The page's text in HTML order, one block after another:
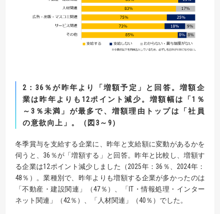
2 ：36 ％が昨年より「増額予定」と回答。増額企
業は昨年よりも 12ポイント減少。増額幅は「1 ％
～3 ％未満」が最多で、増額理由トップは「社員
の意欲向上」。（図 3 ～ 9）
冬季賞与を支給する企業に、昨年と支給額に変動があるかを
伺うと、36％が「増額する」と回答。昨年と比較し、増額す
る企業は12ポイント減少しました（2025年：36％、2024年：
48％）。業種別で、昨年よりも増額する企業が多かったのは
「不動産・建設関連」（47％）、「IT・情報処理・インター
ネット関連」（42％）、「人材関連」（40％）でした。